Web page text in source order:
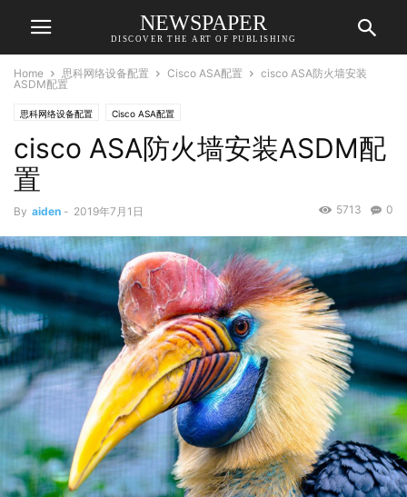
NEWSPAPER
DISCOVER THE ART OF PUBLISHING
Home 思科网络设备配置 Cisco ASA配置
cisco ASA防火墙安装
ASDM配置
思科网络设备配置 Cisco ASA配置
cisco ASA防火墙安装ASDM配
置
By aiden - 2019年7月1日 0
5713